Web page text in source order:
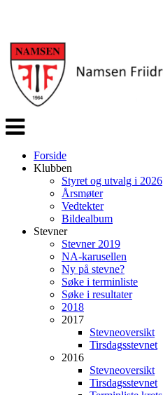
Veksle
navigasjon
Forside
Klubben
Styret og utvalg i 2026
Årsmøter
Vedtekter
Bildealbum
Stevner
Stevner 2019
NA-karusellen
Ny på stevne?
Søke i terminliste
Søke i resultater
2018
2017
Stevneoversikt
Tirsdagsstevnet
2016
Stevneoversikt
Tirsdagsstevnet